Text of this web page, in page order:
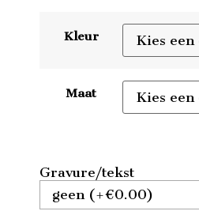
Kleur
Maat
Gravure/tekst